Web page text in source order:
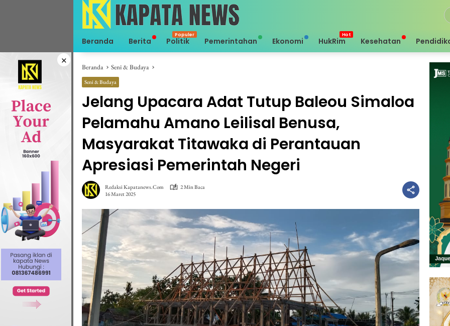
Beranda Berita Politik Pemerintahan Ekonomi HukRim Kesehatan
×
Beranda Seni & Budaya
Seni & Budaya
Jelang Upacara Adat Tutup Baleou Simaloa
Pelamahu Amano Leilisal Benusa,
Masyarakat Titawaka di Perantauan
Apresiasi Pemerintah Negeri
Redaksi Kapatanews.com
2 Min Baca
16 Maret 2025